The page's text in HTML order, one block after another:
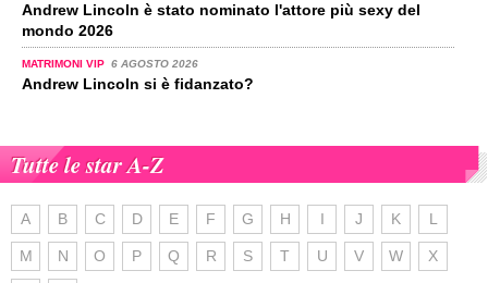
Andrew Lincoln è stato nominato l'attore più sexy del
mondo 2026
MATRIMONI VIP 6 AGOSTO 2026
Andrew Lincoln si è fidanzato?
Tutte le star A-Z
A B C D E F G H I J K L
M N O P Q R S T U V W X